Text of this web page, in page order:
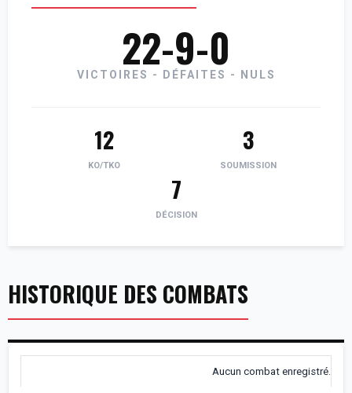
22-9-0
VICTOIRES - DÉFAITES - NULS
12
KO/TKO
3
SOUMISSION
7
DÉCISION
HISTORIQUE DES COMBATS
Aucun combat enregistré.